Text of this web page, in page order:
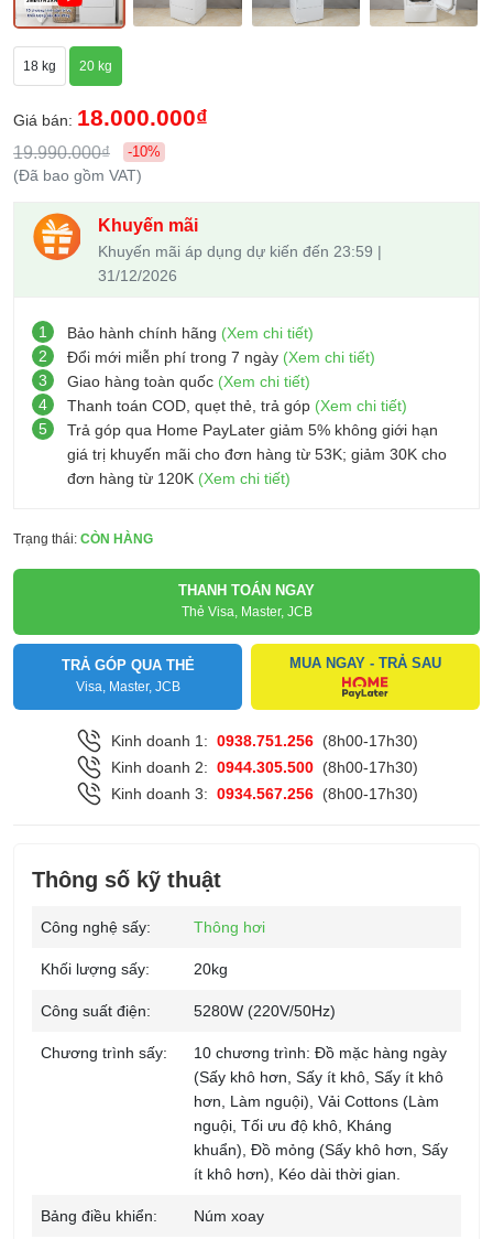
18 kg 20 kg
Giá bán: 18.000.000₫
19.990.000₫ -10%
(Đã bao gồm VAT)
Khuyến mãi
Khuyến mãi áp dụng dự kiến đến 23:59 |
31/12/2026
1 Bảo hành chính hãng (Xem chi tiết)
2
Đổi mới miễn phí trong 7 ngày (Xem chi tiết)
3
Giao hàng toàn quốc (Xem chi tiết)
4
Thanh toán COD, quẹt thẻ, trả góp (Xem chi tiết)
5
Trả góp qua Home PayLater giảm 5% không giới hạn
giá trị khuyến mãi cho đơn hàng từ 53K; giảm 30K cho
đơn hàng từ 120K (Xem chi tiết)
Trạng thái: CÒN HÀNG
THANH TOÁN NGAY
Thẻ Visa, Master, JCB
TRẢ GÓP QUA THẺ
Visa, Master, JCB
MUA NGAY - TRẢ SAU
Kinh doanh 1: 0938.751.256 (8h00-17h30)
Kinh doanh 2: 0944.305.500 (8h00-17h30)
Kinh doanh 3: 0934.567.256 (8h00-17h30)
Thông số kỹ thuật
Công nghệ sấy: Thông hơi
Khối lượng sấy: 20kg
Công suất điện: 5280W (220V/50Hz)
Chương trình sấy:
10 chương trình: Đồ mặc hàng ngày
(Sấy khô hơn, Sấy ít khô, Sấy ít khô
hơn, Làm nguội), Vải Cottons (Làm
nguội, Tối ưu độ khô, Kháng
khuẩn), Đồ mỏng (Sấy khô hơn, Sấy
ít khô hơn), Kéo dài thời gian.
Bảng điều khiển: Núm xoay